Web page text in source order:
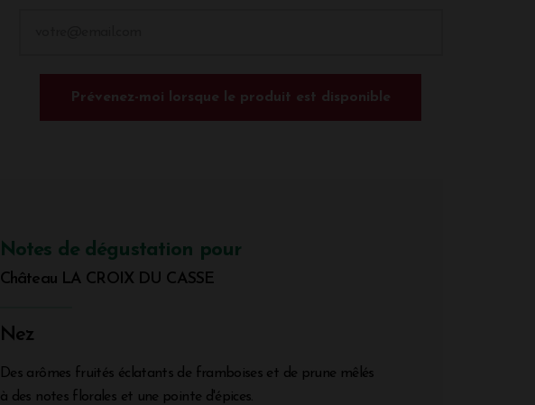
Prévenez-moi lorsque le produit est disponible
Notes de dégustation pour
Château LA CROIX DU CASSE
Nez
Des arômes fruités éclatants de framboises et de prune mêlés
à des notes florales et une pointe d'épices.